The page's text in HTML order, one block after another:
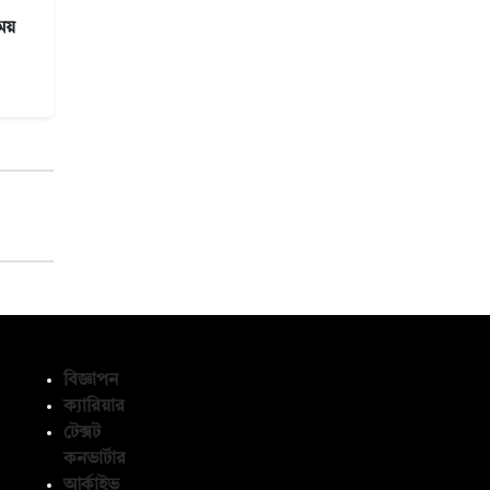
বিজ্ঞাপন
ক্যারিয়ার
টেক্সট
কনভার্টার
আর্কাইভ